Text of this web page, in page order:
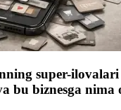
super-
bu biznesga nima